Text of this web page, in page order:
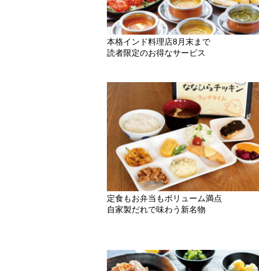
本格インド料理店8月末まで
読者限定のお得なサービス
定食もお弁当もボリューム満点
自家製だれで味わう新名物